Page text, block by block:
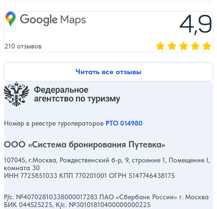
Читать все отзывы
Google Maps 4,9
210 отзывов
Номер в реестре туроператоров РТО 014980
ООО «Система бронирования Путевка»
107045, г.Москва, Рождественский б-р, 9, строение 1, Помещение I,
комната 30
ИНН 7725851033 КПП 770201001 ОГРН 5147746438175
Р/с. №40702810338000017283 ПАО «Сбербанк России» г. Москва
БИК 044525225, К/с. №30101810400000000225